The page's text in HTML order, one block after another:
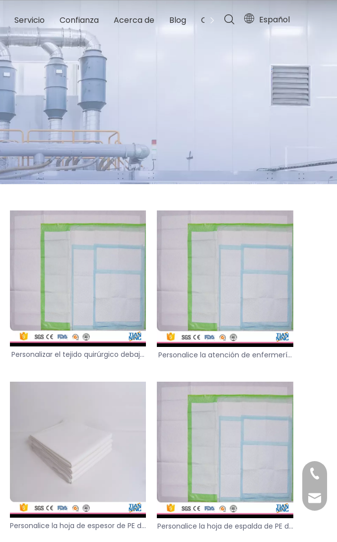
Servicio Confianza Acerca de Blog Contacto Español
Personalizar el tejido quirúrgico debajo
Personalice la atención de enfermería
Personalice la hoja de espesor de PE de
Personalice la hoja de espalda de PE de
+86-
+86-